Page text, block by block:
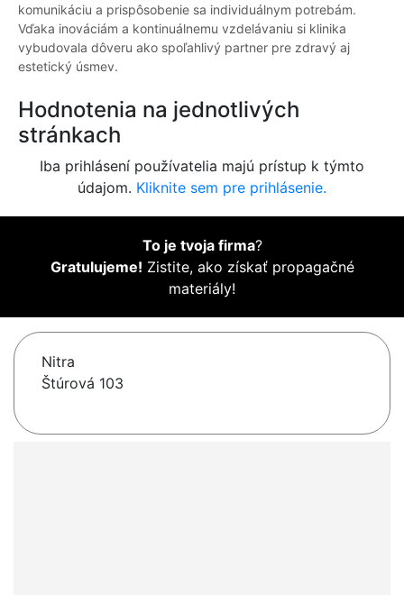
komunikáciu a prispôsobenie sa individuálnym potrebám.
Vďaka inováciám a kontinuálnemu vzdelávaniu si klinika
vybudovala dôveru ako spoľahlivý partner pre zdravý aj
estetický úsmev.
Hodnotenia na jednotlivých
stránkach
Iba prihlásení používatelia majú prístup k týmto
údajom. Kliknite sem pre prihlásenie.
To je tvoja firma?
Gratulujeme! Zistite, ako získať propagačné
materiály!
Nitra
Štúrová 103